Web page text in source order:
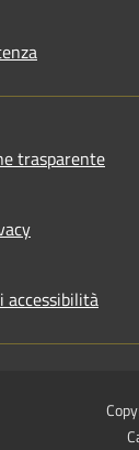
trasparente
accessibilità